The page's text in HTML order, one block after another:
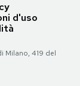
d'uso
Milano, 419 del